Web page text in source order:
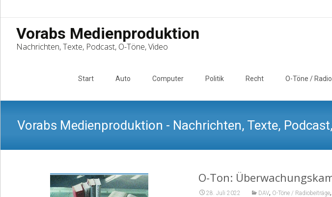
Vorabs Medienproduktion
Nachrichten, Texte, Podcast, O-Töne, Video
Start Auto Computer Politik Recht O-Töne /
Vorabs Medienproduktion - Nachrichten, Texte,
O-Ton:
28. Juli 2022 DAV, O-Töne / Radiobeiträge,